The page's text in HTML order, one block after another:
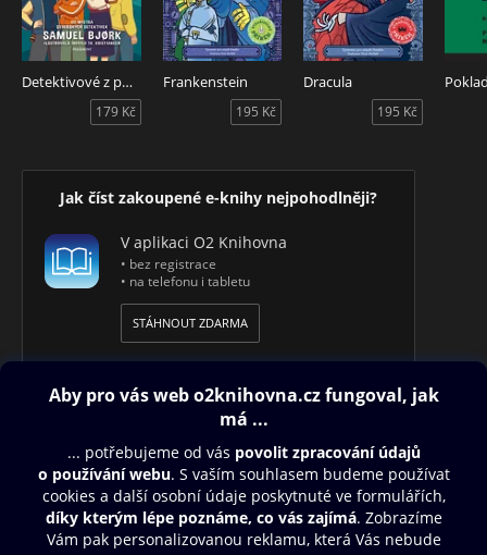
Detektivové z půdy - Zmizení perlového náhrdelníku
179 Kč
Frankenstein
195 Kč
Dracula
195 Kč
Jak číst zakoupené e-knihy nejpohodlněji?
V aplikaci O2 Knihovna
• bez registrace
• na telefonu i tabletu
STÁHNOUT ZDARMA
Obsah ke stažení
Moje O2 Knihovna